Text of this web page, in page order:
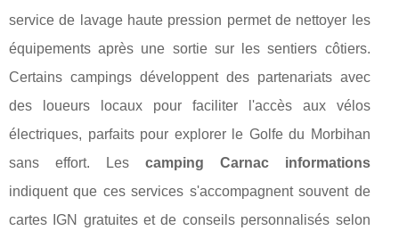
service de lavage haute pression permet de nettoyer les
équipements après une sortie sur les sentiers côtiers.
Certains campings développent des partenariats avec
des loueurs locaux pour faciliter l'accès aux vélos
électriques, parfaits pour explorer le Golfe du Morbihan
sans effort. Les camping Carnac informations
indiquent que ces services s'accompagnent souvent de
cartes IGN gratuites et de conseils personnalisés selon